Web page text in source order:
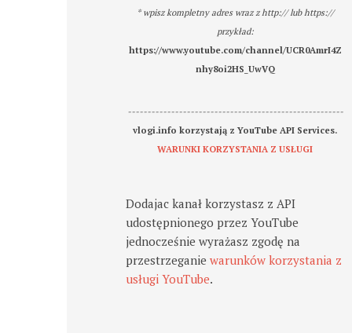
* wpisz kompletny adres wraz z http:// lub https://
przykład:
https://www.youtube.com/channel/UCR0AmrI4Z
nhy8oi2HS_UwVQ
-------------------------------------------------------
vlogi.info korzystają z YouTube API Services.
WARUNKI KORZYSTANIA Z USŁUGI
Dodajac kanał korzystasz z API
udostępnionego przez YouTube
jednocześnie wyrażasz zgodę na
przestrzeganiewarunków korzystania z
usługi YouTube.